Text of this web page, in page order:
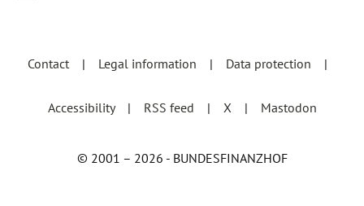
Contact
Legal information Data protection
Accessibility RSS feed X Mastodon
© 2001 – 2026 - BUNDESFINANZHOF